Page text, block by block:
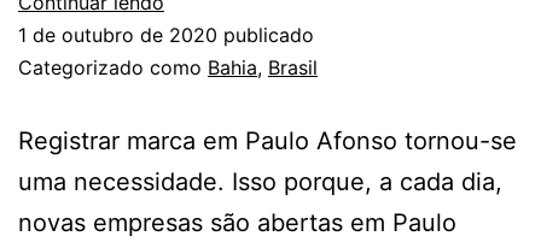
1 de outubro de 2020 publicado
Categorizado como Bahia, Brasil
Registrar marca em Paulo Afonso tornou-se
uma necessidade. Isso porque, a cada dia,
novas empresas são abertas em Paulo